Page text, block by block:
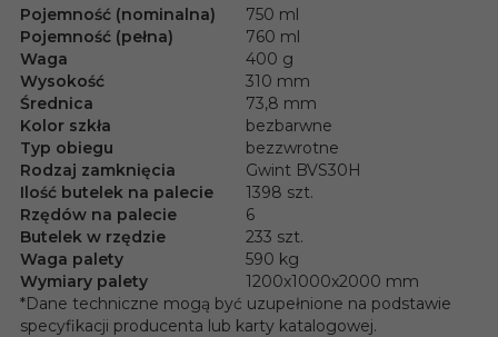
Pojemność (nominalna)
750 ml
Pojemność (pełna)
760 ml
Waga
400 g
Wysokość
310 mm
Średnica
73,8 mm
Kolor szkła
bezbarwne
Typ obiegu
bezzwrotne
Rodzaj zamknięcia
Gwint BVS30H
Ilość butelek na palecie
1398 szt.
Rzędów na palecie
6
Butelek w rzędzie
233 szt.
Waga palety
590 kg
Wymiary palety
1200x1000x2000 mm
*Dane techniczne mogą być uzupełnione na podstawie
specyfikacji producenta lub karty katalogowej.